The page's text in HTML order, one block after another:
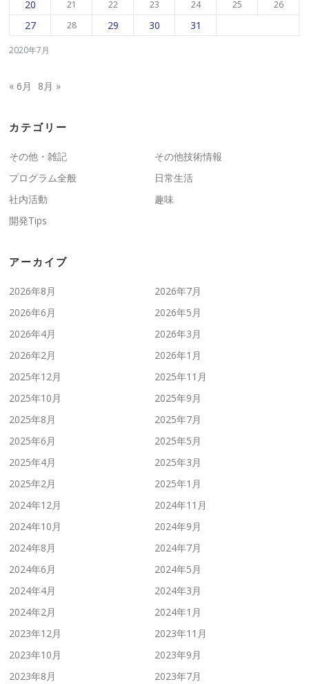
2020年7月
20 21 22 23 24 25 26
27 28 29 30 31
« 6月 8月 »
カテゴリー
その他・雑記
その他技術情報
プログラム全般
日常生活
社内活動
趣味
開発Tips
アーカイブ
2026年8月
2026年7月
2026年6月
2026年5月
2026年4月
2026年3月
2026年2月
2026年1月
2025年12月
2025年11月
2025年10月
2025年9月
2025年8月
2025年7月
2025年6月
2025年5月
2025年4月
2025年3月
2025年2月
2025年1月
2024年12月
2024年11月
2024年10月
2024年9月
2024年8月
2024年7月
2024年6月
2024年5月
2024年4月
2024年3月
2024年2月
2024年1月
2023年12月
2023年11月
2023年10月
2023年9月
2023年8月
2023年7月